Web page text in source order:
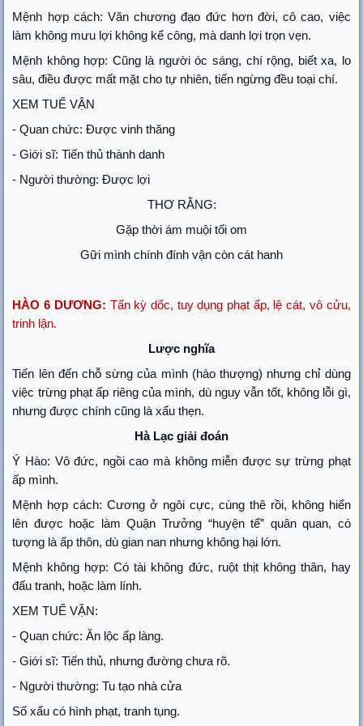
Mệnh hợp cách: Văn chương đạo đức hơn đời, cô cao, việc
làm không mưu lợi không kể công, mà danh lợi trọn vẹn.
Mệnh không hợp: Cũng là người óc sáng, chí rộng, biết xa, lo
sâu, điều được mất mặt cho tự nhiên, tiến ngừng đều toại chí.
XEM TUẾ VẬN
- Quan chức: Được vinh thăng
- Giới sĩ: Tiến thủ thành danh
- Người thường: Được lợi
THƠ RẰNG:
Gặp thời ám muội tối om
Gữi mình chính đính vận còn cát hanh
HÀO 6 DƯƠNG: Tấn kỳ dốc, tuy dụng phạt ấp, lệ cát, vô cửu,
trinh lận.
Lược nghĩa
Tiến lên đến chỗ sừng của mình (hào thượng) nhưng chỉ dùng
việc trừng phạt ấp riêng của mình, dù nguy vẫn tốt, không lỗi gì,
nhưng được chính cũng là xấu thẹn.
Hà Lạc giải đoán
Ý Hào: Vô đức, ngồi cao mà không miễn được sự trừng phạt
ấp mình.
Mệnh hợp cách: Cương ở ngôi cực, cùng thê rồi, không hiển
lên được hoặc làm Quận Trưởng “huyện tể” quân quan, có
tượng là ấp thôn, dù gian nan nhưng không hại lớn.
Mệnh không hợp: Có tài không đức, ruột thịt không thân, hay
đấu tranh, hoặc làm lính.
XEM TUẾ VẬN:
- Quan chức: Ăn lộc ấp làng.
- Giới sĩ: Tiến thủ, nhưng đường chưa rõ.
- Người thường: Tu tạo nhà cửa
Số xấu có hình phạt, tranh tụng.